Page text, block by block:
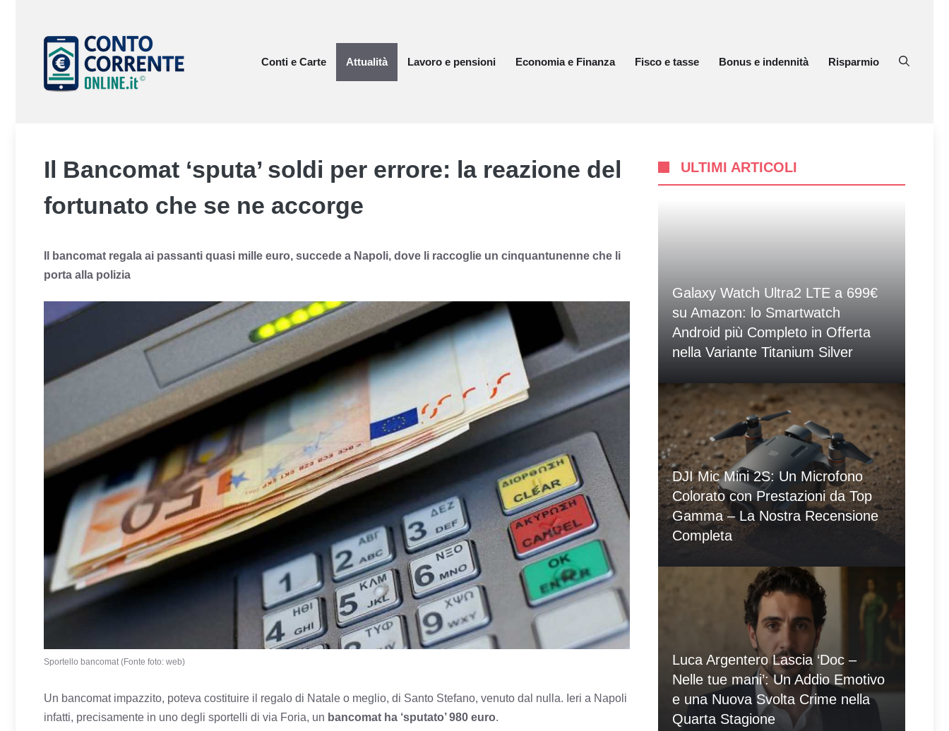
contenuto
Conti e Carte
Attualità Lavoro e pensioni Economia e Finanza Fisco e tasse Bonus e indennità Risparmio
Il Bancomat ‘sputa’ soldi per errore: la reazione del
fortunato che se ne accorge
Il bancomat regala ai passanti quasi mille euro, succede a Napoli, dove li raccoglie un cinquantunenne che li
porta alla polizia
Sportello bancomat (Fonte foto: web)
Un bancomat impazzito, poteva costituire il regalo di Natale o meglio, di Santo Stefano, venuto dal nulla. Ieri a Napoli
infatti, precisamente in uno degli sportelli di via Foria, un bancomat ha ‘sputato’ 980 euro.
ULTIMI ARTICOLI
Galaxy Watch Ultra2 LTE a 699€
su Amazon: lo Smartwatch
Android più Completo in Offerta
nella Variante Titanium Silver
DJI Mic Mini 2S: Un Microfono
Colorato con Prestazioni da Top
Gamma – La Nostra Recensione
Completa
Luca Argentero Lascia ‘Doc –
Nelle tue mani’: Un Addio Emotivo
e una Nuova Svolta Crime nella
Quarta Stagione